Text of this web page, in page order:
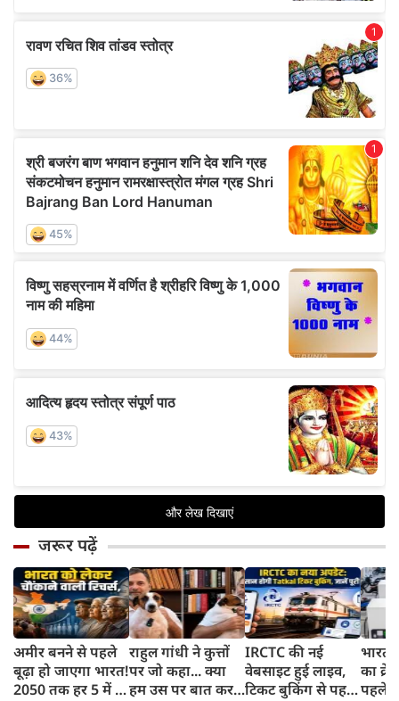
जरूर पढ़ें
अमीर बनने से पहले
बूढ़ा हो जाएगा भारत!
2050 तक हर 5 में 1
राहुल गांधी ने कुत्तों
पर जो कहा... क्या
हम उस पर बात कर
IRCTC की नई
वेबसाइट हुई लाइव,
टिकट बुकिंग से पहले
भारत
का
पहले